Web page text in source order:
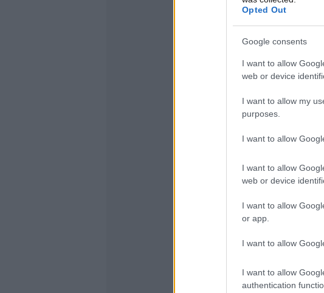
Opted Out
Google consents
I want to allow
web or device
I want to allow my
purposes.
I want to allow
I want to allow
web or device
I want to allow
or app.
I want to allow
I want to allow
authentication